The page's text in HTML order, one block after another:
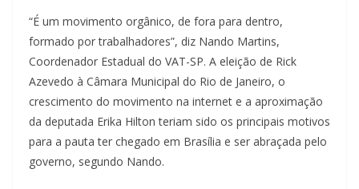
“É um movimento orgânico, de fora para dentro,
formado por trabalhadores”, diz Nando Martins,
Coordenador Estadual do VAT-SP. A eleição de Rick
Azevedo à Câmara Municipal do Rio de Janeiro, o
crescimento do movimento na internet e a aproximação
da deputada Erika Hilton teriam sido os principais motivos
para a pauta ter chegado em Brasília e ser abraçada pelo
governo, segundo Nando.